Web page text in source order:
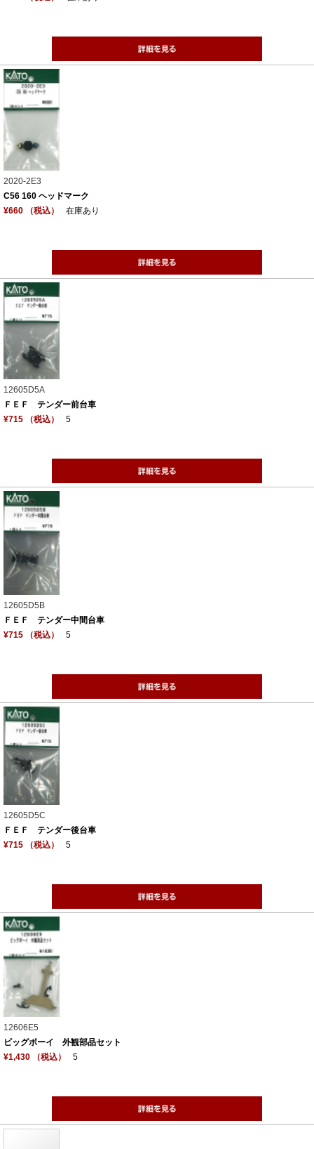
2020-2E3
C56 160 ヘッドマーク
¥660 （税込）
在庫あり
12605D5A
ＦＥＦ テンダー前台車
¥715 （税込）
5
12605D5B
ＦＥＦ テンダー中間台車
¥715 （税込）
5
12605D5C
ＦＥＦ テンダー後台車
¥715 （税込）
5
12606E5
ビッグボーイ 外観部品セット
¥1,430 （税込）
5